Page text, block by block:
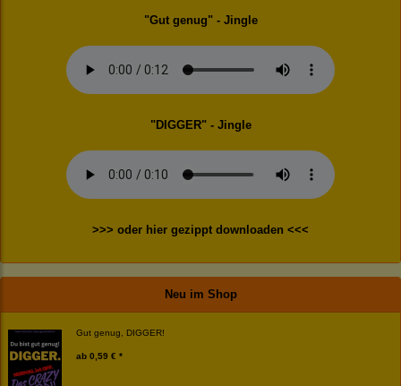
"Gut genug" - Jingle
"DIGGER" - Jingle
>>> oder hier gezippt downloaden <<<
Neu im Shop
Gut genug, DIGGER!
ab 0,59 € *